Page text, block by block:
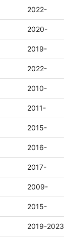
2022-
2020-
2019-
2022-
2010-
2011-
2015-
2016-
2017-
2009-
2015-
2019-2023